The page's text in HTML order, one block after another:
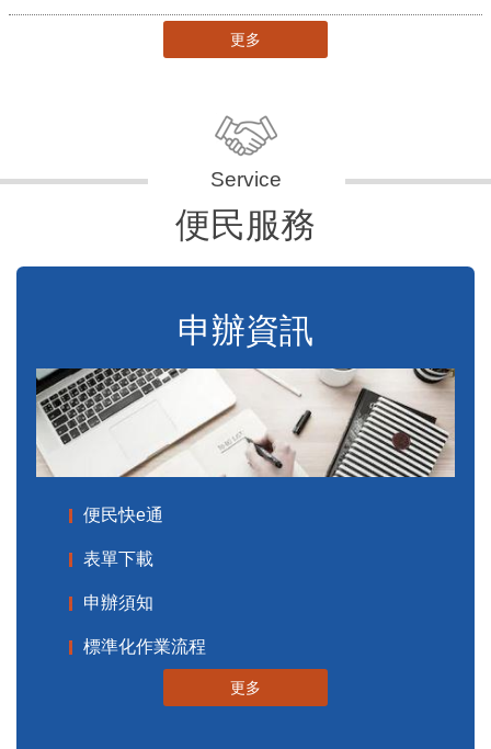
更多
便民服務
申辦資訊
便民快e通
表單下載
申辦須知
標準化作業流程
更多